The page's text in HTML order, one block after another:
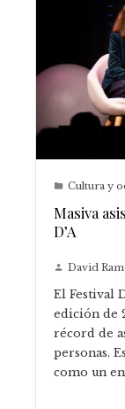
Cultura y
Masiva
D’A
David
El Festival
edición de
récord de
personas.
como un